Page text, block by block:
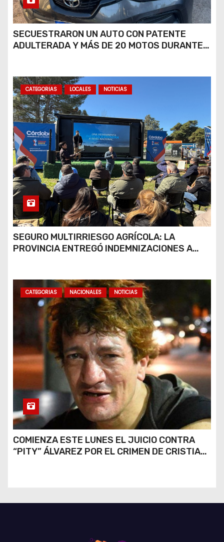
SECUESTRARON UN AUTO CON PATENTE
ADULTERADA Y MÁS DE 20 MOTOS DURANTE
CATEGORIAS LOCALES NOTICIAS
SEGURO MULTIRRIESGO AGRÍCOLA: LA
PROVINCIA ENTREGÓ INDEMNIZACIONES A
CATEGORIAS NACIONALES NOTICIAS
COMIENZA ESTE LUNES EL JUICIO CONTRA
“PITY” ÁLVAREZ POR EL CRIMEN DE CRISTIAN